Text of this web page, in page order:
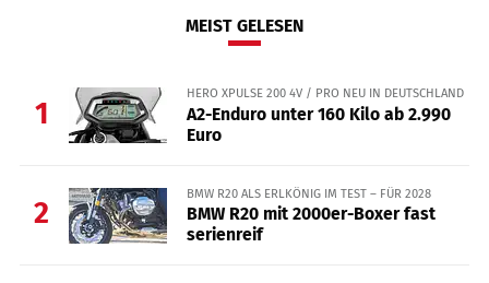
MEIST GELESEN
1
HERO XPULSE 200 4V / PRO NEU IN DEUTSCHLAND
A2-Enduro unter 160 Kilo ab 2.990
Euro
2
BMW R20 ALS ERLKÖNIG IM TEST – FÜR 2028
BMW R20 mit 2000er-Boxer fast
serienreif